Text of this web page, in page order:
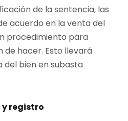
de la sentencia, las
acuerdo en la venta del
procedimiento para
de hacer. Esto llevará
bien en subasta
y registro